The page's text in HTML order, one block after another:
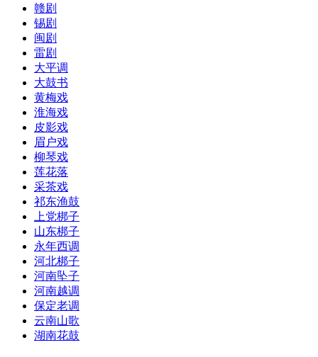
赣剧
锡剧
闽剧
雷剧
大平调
大鼓书
黄梅戏
淮海戏
皮影戏
眉户戏
柳琴戏
莲花落
采茶戏
祁东渔鼓
上党梆子
山东梆子
永年西调
河北梆子
河南坠子
河南越调
保定老调
云南山歌
湖南花鼓